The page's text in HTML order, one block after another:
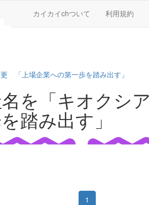
カイカイchついて 利用規約
「上場企業への第一歩を踏み出す」
を「キオクシ
踏み出す」
1